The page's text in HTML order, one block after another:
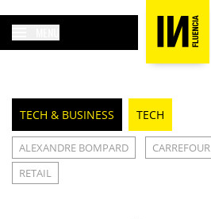
TECH & BUSINESS TECH
ALEXANDRE BOMPARD CARREFOUR
RETAIL